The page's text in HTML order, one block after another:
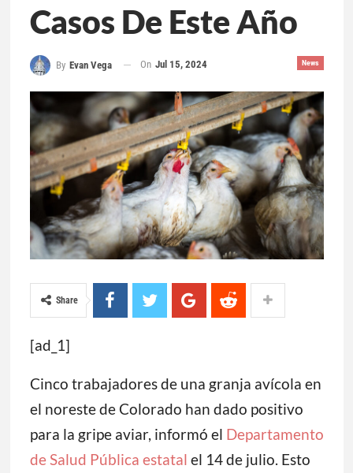
Casos De Este Año
News
By Evan Vega On Jul 15, 2024
Share
[ad_1]
Cinco trabajadores de una granja avícola en
el noreste de Colorado han dado positivo
para la gripe aviar, informó el Departamento
de Salud Pública estatal el 14 de julio. Esto